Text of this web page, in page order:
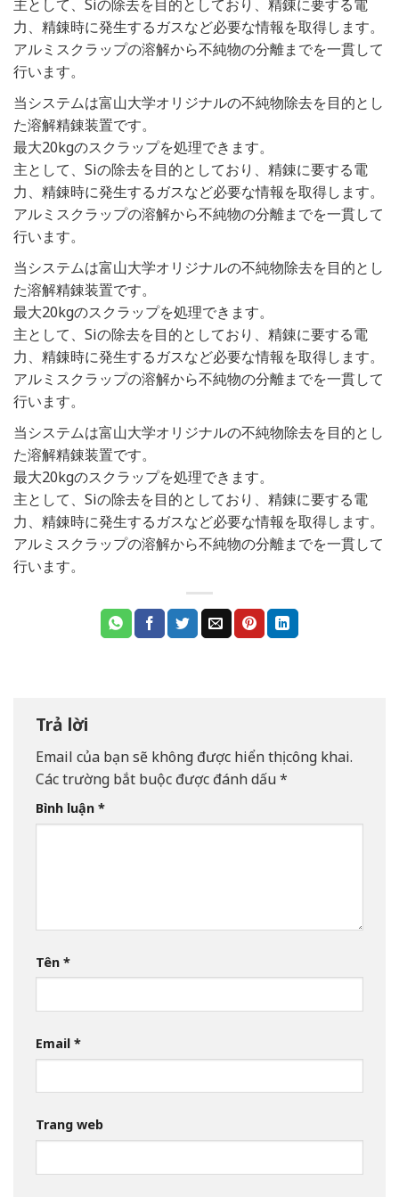
主として、Siの除去を目的としており、精錬に要する電
力、精錬時に発生するガスなど必要な情報を取得します。
アルミスクラップの溶解から不純物の分離までを一貫して
行います。
当システムは富山大学オリジナルの不純物除去を目的とし
た溶解精錬装置です。
最大20kgのスクラップを処理できます。
主として、Siの除去を目的としており、精錬に要する電
力、精錬時に発生するガスなど必要な情報を取得します。
アルミスクラップの溶解から不純物の分離までを一貫して
行います。
当システムは富山大学オリジナルの不純物除去を目的とし
た溶解精錬装置です。
最大20kgのスクラップを処理できます。
主として、Siの除去を目的としており、精錬に要する電
力、精錬時に発生するガスなど必要な情報を取得します。
アルミスクラップの溶解から不純物の分離までを一貫して
行います。
当システムは富山大学オリジナルの不純物除去を目的とし
た溶解精錬装置です。
最大20kgのスクラップを処理できます。
主として、Siの除去を目的としており、精錬に要する電
力、精錬時に発生するガスなど必要な情報を取得します。
アルミスクラップの溶解から不純物の分離までを一貫して
行います。
Trả lời
Email của bạn sẽ không được hiển thị công khai.
Các trường bắt buộc được đánh dấu*
Bình luận *
Tên *
Email *
Trang web